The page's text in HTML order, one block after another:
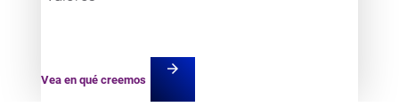
Vea en qué creemos
arrow_forward